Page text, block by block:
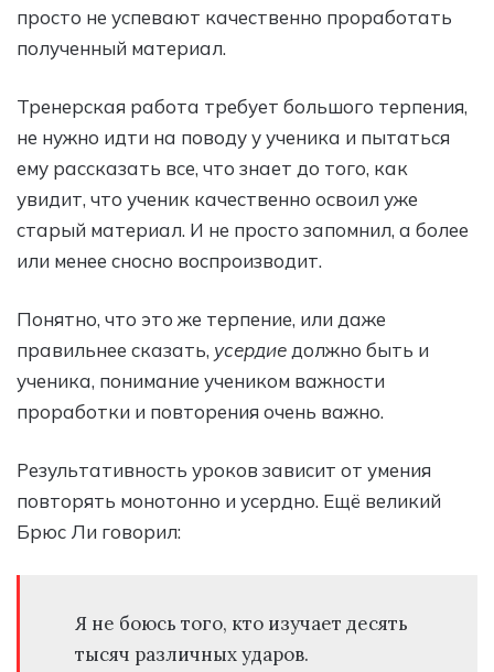
просто не успевают качественно проработать
полученный материал.
Тренерская работа требует большого терпения,
не нужно идти на поводу у ученика и пытаться
ему рассказать все, что знает до того, как
увидит, что ученик качественно освоил уже
старый материал. И не просто запомнил, а более
или менее сносно воспроизводит.
Понятно, что это же терпение, или даже
правильнее сказать, усердиедолжно быть и
ученика, понимание учеником важности
проработки и повторения очень важно.
Результативность уроков зависит от умения
повторять монотонно и усердно. Ещё великий
Брюс Ли говорил:
Я не боюсь того, кто изучает десять
тысяч различных ударов.